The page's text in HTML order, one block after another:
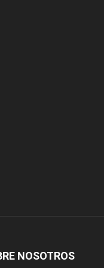
NOSOTROS